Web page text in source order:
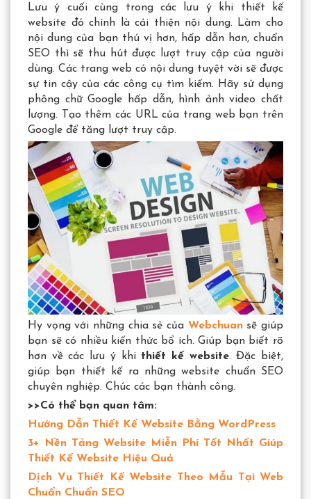
Lưu ý cuối cùng trong các lưu ý khi thiết kế
website đó chính là cải thiện nội dung. Làm cho
nội dung của bạn thú vị hơn, hấp dẫn hơn, chuẩn
SEO thì sẽ thu hút được lượt truy cập của người
dùng. Các trang web có nội dung tuyệt vời sẽ được
sự tin cậy của các công cụ tìm kiếm. Hãy sử dụng
phông chữ Google hấp dẫn, hình ảnh video chất
lượng. Tạo thêm các URL của trang web bạn trên
Google để tăng lượt truy cập.
Hy vọng với những chia sẻ của Webchuansẽ giúp
bạn sẽ có nhiều kiến thức bổ ích. Giúp bạn biết rõ
hơn về các lưu ý khi thiết kế website. Đặc biệt,
giúp bạn thiết kế ra những website chuẩn SEO
chuyên nghiệp. Chúc các bạn thành công.
>>Có thể bạn quan tâm:
Hướng Dẫn Thiết Kế Website Bằng WordPress
3+ Nền Tảng Website Miễn Phí Tốt Nhất Giúp
Thiết Kế Website Hiệu Quả
Dịch Vụ Thiết Kế Website Theo Mẫu Tại Web
Chuẩn Chuẩn SEO